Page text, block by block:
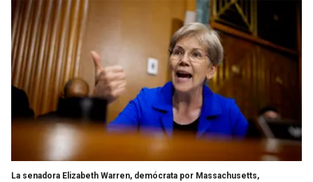
La senadora Elizabeth Warren, demócrata por Massachusetts,